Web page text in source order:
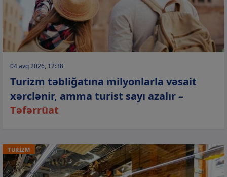
04 avq 2026, 12:38
Turizm təbliğatına milyonlarla vəsait
xərclənir, amma turist sayı azalır –
Təfərrüat
TURİZM